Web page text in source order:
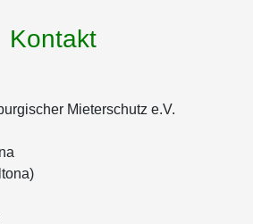
Kontakt
Mieterschutz e.V.